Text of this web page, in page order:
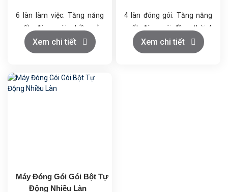
6 làn làm việc: Tăng năng
suất, đóng gói nhiều sản
phẩm cùng lúc.
Tự động hóa cao: Tự động
hàn, cắt và in số lô.
Định lượng chính xác: Sử
dụng linh kiện điện chất
Xem chi tiết
4 làn đóng gói: Tăng năng
suất, đóng gói đồng thời 4
túi.
Định lượng chính xác: Sử
Xem chi tiết
Máy Đóng Gói Gói Bột Tự
Động Nhiều Làn